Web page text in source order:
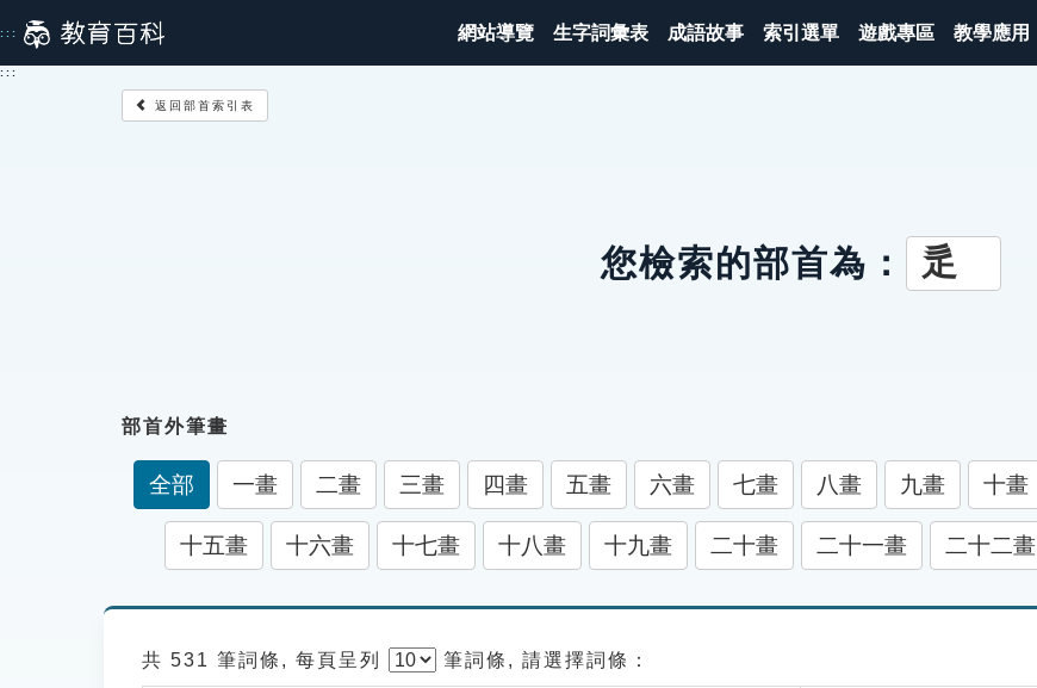
到
主
::: 網站導覽 生字詞彙表 成語故事 索引選單 遊戲專區 教學應用
:::
返回部首索引表
您檢索的部首為： 辵
部首外筆畫
全部 一畫 二畫 三畫 四畫 五畫 六畫 七畫 八畫 九畫 十畫
十五畫 十六畫 十七畫 十八畫 十九畫 二十畫 二十一畫 二十二畫
共 531 筆詞條, 每頁呈列 筆詞條, 請選擇詞條：